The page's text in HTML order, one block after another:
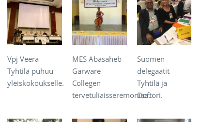
Vpj Veera
Tyhtilä puhuu
yleiskokoukselle.
MES Abasaheb
Garware
Collegen
tervetuliaisseremoniaa.
Suomen
delegaatit
Tyhtilä ja
Doftori.